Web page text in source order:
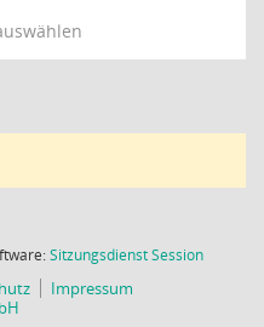
SitzungsdienstSession(Wird in
Impressum